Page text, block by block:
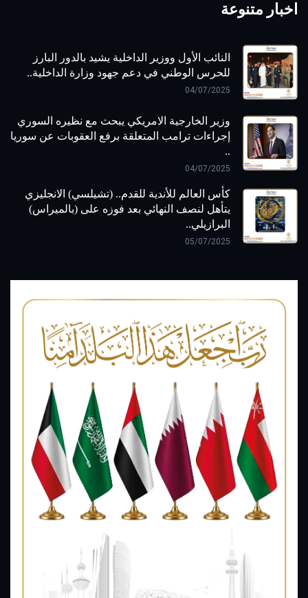
اخبار متنوعة
النائب الأول ووزير الداخلية يشيد بالدور البارز
للحرس الوطني في دعم جهود وزارة الداخلية..
04/07/2025
وزير الخارجية الامريكي يبحث مع نظيره السوري
إجراءات ترامب المتعلقة برفع العقوبات عن سوريا
..
04/07/2025
كأس العالم للأندية للقدم.. (تشيلسي) الانجليزي
يتأهل لنصف النهائي بعد فوزه على (بالميراس)
البرازيلي..
05/07/2025